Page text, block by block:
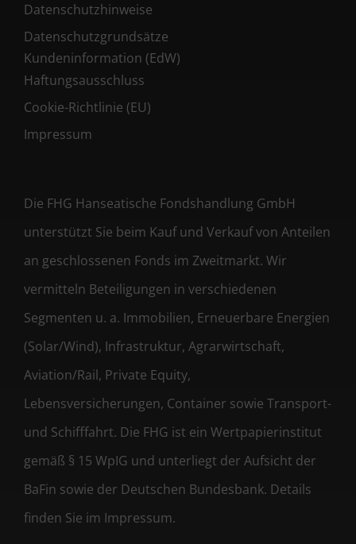
Datenschutzhinweise
Datenschutzgrundsätze
Kundeninformation (EdW)
Haftungsausschluss
Cookie-Richtlinie (EU)
Impressum
Die FHG Hanseatische Fondshandlung GmbH
unterstützt Sie beim Kauf und Verkauf von Anteilen
an geschlossenen Fonds im Zweitmarkt. Wir
vermitteln Beteiligungen in verschiedenen
Segmenten u. a. Immobilien, Erneuerbare Energien
(Solar/Wind), Infrastruktur, Agrarwirtschaft,
Aviation/Rail, Private Equity,
Lebensversicherungen, Container sowie Transport-
und Schifffahrt. Die FHG ist ein Wertpapierinstitut
gemäß § 15 WpIG und unterliegt der Aufsicht der
BaFin sowie der Deutschen Bundesbank. Details
finden Sie im Impressum.